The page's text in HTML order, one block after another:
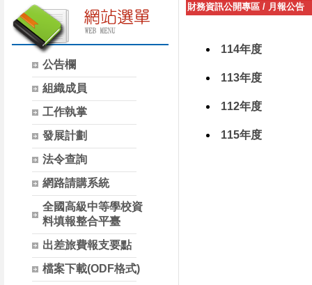
公告欄
組織成員
工作執掌
發展計劃
法令查詢
網路請購系統
全國高級中等學校資
料填報整合平臺
出差旅費報支要點
檔案下載(ODF格式)
財務資訊公開專區 / 月報公告
114年度
113年度
112年度
115年度